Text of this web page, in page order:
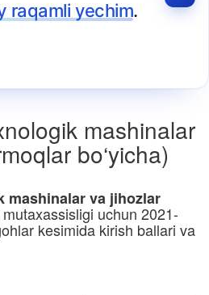
raqamli yechim.
mashinalar
bo‘yicha)
mashinalar va jihozlar
mutaxassisligi uchun 2021-
kesimida kirish ballari va